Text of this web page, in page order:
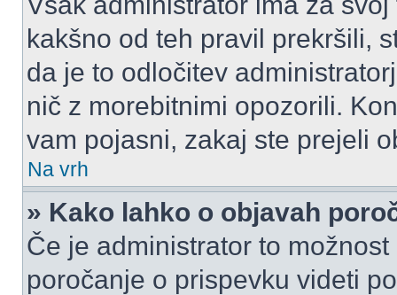
kakšno od teh pravil prekršili,
da je to odločitev
nič z morebitnimi opozorili.
vam pojasni, zakaj ste prejeli
Na vrh
» Kako lahko o objavah
Če je administrator to
poročanje o prispevku videti